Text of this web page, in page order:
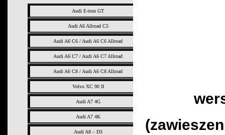
Audi E-tron GT
Audi A6 Allroad C5
Audi A6 C6 / Audi A6 C6 Allroad
Audi A6 C7 / Audi A6 C7 Allroad
Audi A6 C8 / Audi A6 C8 Allroad
Volvo XC 90 II
Audi A7 4G
Audi A7 4K
Audi A8 – D3